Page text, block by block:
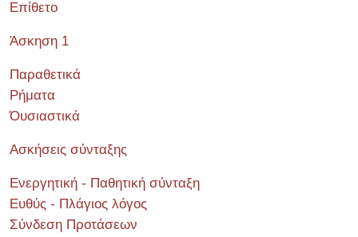
Επίθετο
Άσκηση 1
Παραθετικά
Ρήματα
Όυσιαστικά
Ασκήσεις σύνταξης
Ενεργητική - Παθητική σύνταξη
Ευθύς - Πλάγιος λόγος
Σύνδεση Προτάσεων